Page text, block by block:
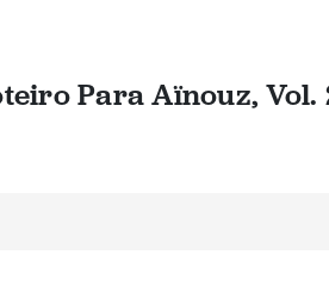
Para Aïnouz, Vol.